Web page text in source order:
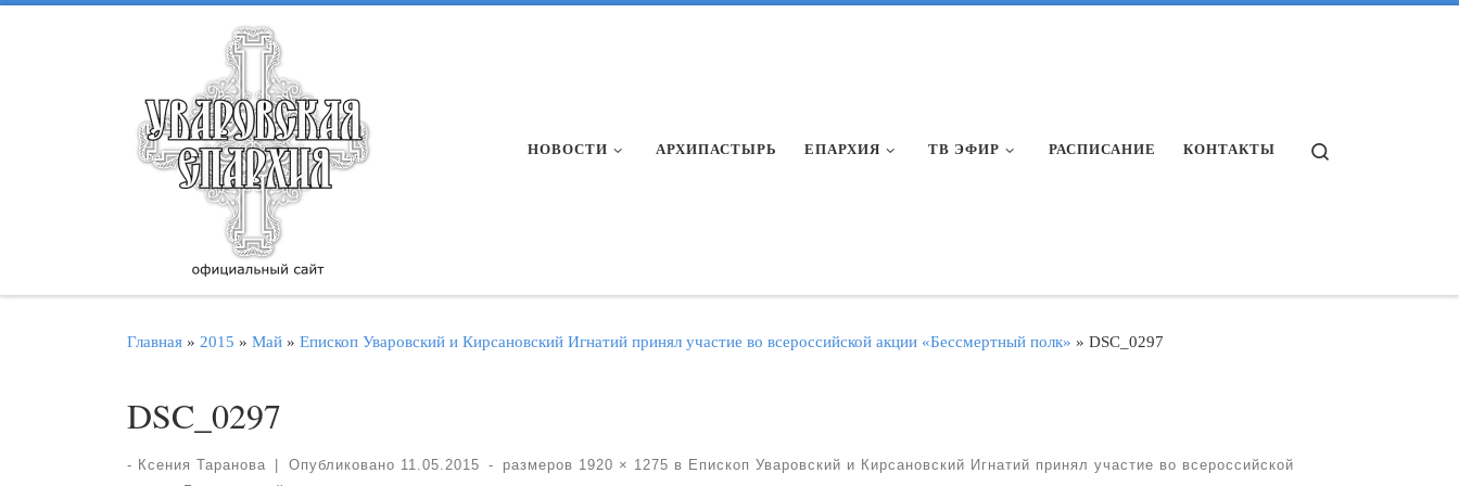
НОВОСТИ АРХИПАСТЫРЬ ЕПАРХИЯ ТВ ЭФИР РАСПИСАНИЕ КОНТАКТЫ
Главная » 2015 » Май » Епископ Уваровский и Кирсановский Игнатий принял участие во всероссийской акции «Бессмертный полк» » DSC_0297
DSC_0297
- Ксения Таранова Опубликовано 11.05.2015 - размеров 1920 × 1275 в Епископ Уваровский и Кирсановский Игнатий принял участие во всероссийской